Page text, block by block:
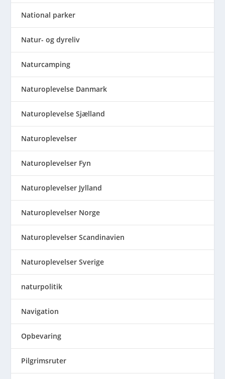
National parker
Natur- og dyreliv
Naturcamping
Naturoplevelse Danmark
Naturoplevelse Sjælland
Naturoplevelser
Naturoplevelser Fyn
Naturoplevelser Jylland
Naturoplevelser Norge
Naturoplevelser Scandinavien
Naturoplevelser Sverige
naturpolitik
Navigation
Opbevaring
Pilgrimsruter